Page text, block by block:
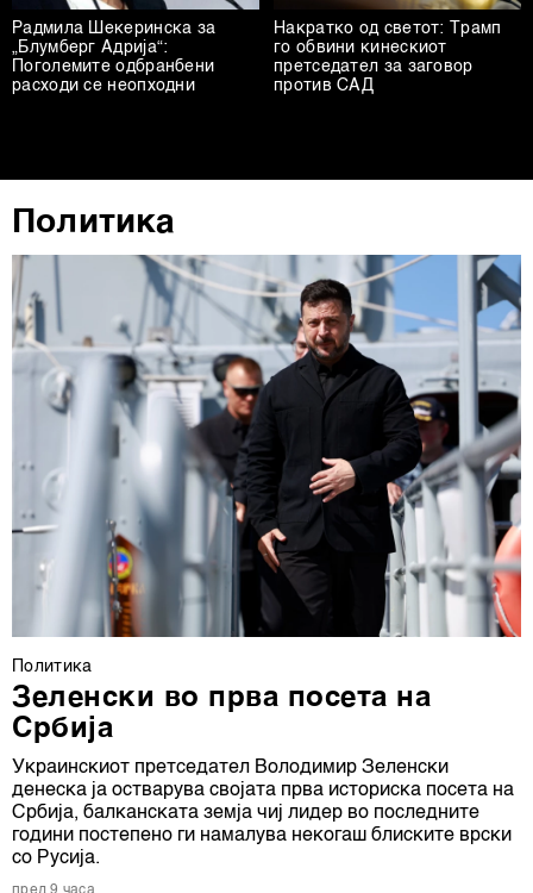
Радмила Шекеринска за
„Блумберг Адрија“:
Поголемите одбранбени
расходи се неопходни
Накратко од светот: Трамп
го обвини кинескиот
претседател за заговор
против САД
Политика
Политика
Зеленски во прва посета на
Србија
Украинскиот претседател Володимир Зеленски
денеска ја остварува својата прва историска посета на
Србија, балканската земја чиј лидер во последните
години постепено ги намалува некогаш блиските врски
со Русија.